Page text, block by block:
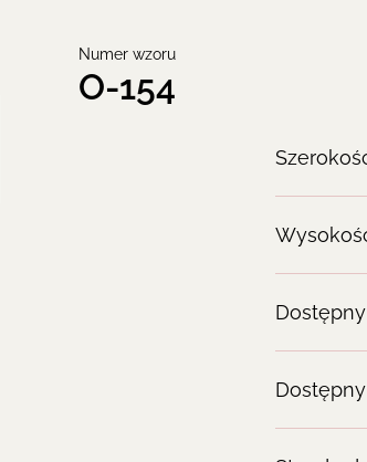
Numer wzoru
O-154